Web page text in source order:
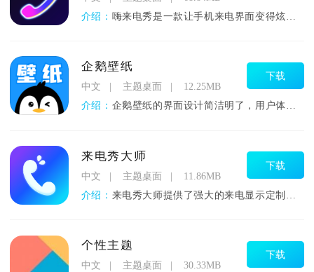
介绍： 嗨来电秀是一款让手机来电界面变得炫酷有趣的个性化应用，它能将
企鹅壁纸
中文 主题桌面
12.25MB
介绍： 企鹅壁纸的界面设计简洁明了，用户体验友好。启动应用后，用户可
下载
来电秀大师
中文 主题桌面
11.86MB
介绍： 来电秀大师提供了强大的来电显示定制功能。用户不仅可以选择应用
下载
个性主题
中文 主题桌面
30.33MB
下载